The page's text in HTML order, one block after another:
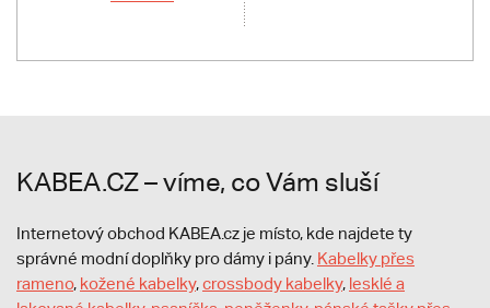
KABEA.CZ – víme, co Vám sluší
Internetový obchod KABEA.cz je místo, kde najdete ty
správné modní doplňky pro dámy i pány. Kabelky přes
rameno, kožené kabelky,crossbody kabelky, lesklé a